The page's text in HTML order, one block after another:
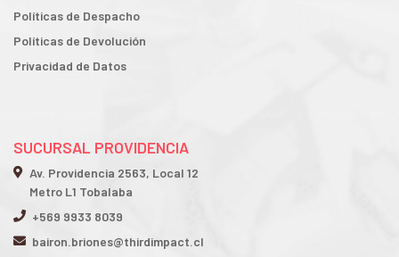
Políticas de Despacho
Políticas de Devolución
Privacidad de Datos
SUCURSAL PROVIDENCIA
Av. Providencia 2563, Local 12
Metro L1 Tobalaba
+569 9933 8039
bairon.briones@thirdimpact.cl